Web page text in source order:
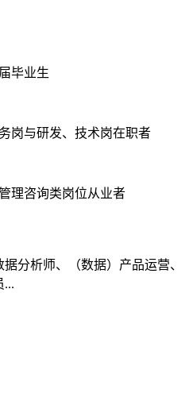
毕业生
岗与研发、技术岗在职者
理咨询类岗位从业者
分析师、（数据）产品运营、
...